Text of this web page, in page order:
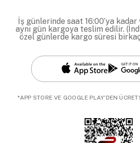
İş günlerinde saat 16:00’ya
aynı gün kargoya teslim edilir.
özel günlerde kargo süresi
*APP STORE VE GOOGLE PLAY'DEN